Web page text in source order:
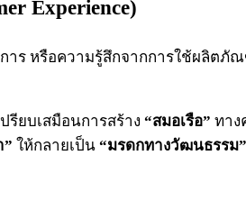
Experience)
าร หรือความรู้สึกจากการใช้ผลิต
ปรียบเสมือนการสร้าง “สมอเรือ” ทาง
ให้กลายเป็น “มรดกทางวัฒนธรรม